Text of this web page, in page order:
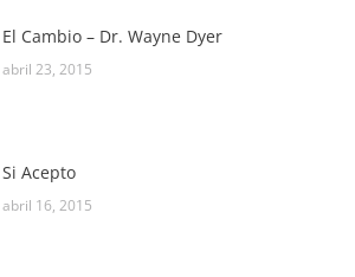
El Cambio – Dr. Wayne Dyer
abril 23, 2015
Si Acepto
abril 16, 2015